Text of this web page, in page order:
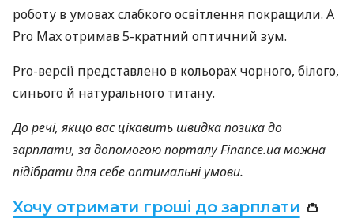
роботу в умовах слабкого освітлення покращили. А
Pro Max отримав 5-кратний оптичний зум.
Pro-версії представлено в кольорах чорного, білого,
синього й натурального титану.
До речі, якщо вас цікавить швидка позика до
зарплати, за допомогою порталу Finance.ua можна
підібрати для себе оптимальні умови.
Хочу отримати гроші до зарплати 👛